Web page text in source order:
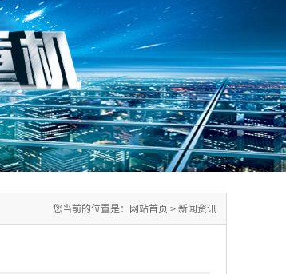
您当前的位置是： 网站首页 > 新闻资讯